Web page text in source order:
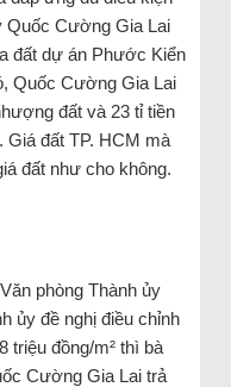
Quốc Cường Gia Lai
đất dự án Phước Kiển
Quốc Cường Gia Lai
đất và 23 tỉ tiền
Giá đất TP. HCM mà
đất như cho không.
phòng Thành ủy
ủy đề nghị điều chỉnh
triệu đồng/m² thì bà
Cường Gia Lai trả